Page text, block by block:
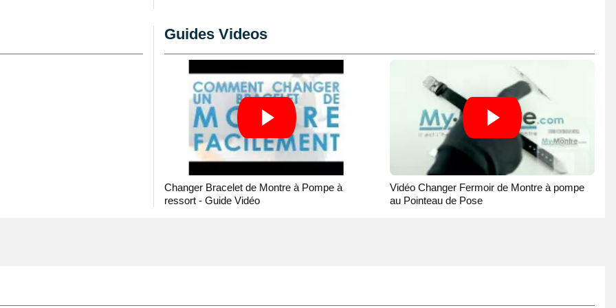
fatigué. Ce style
cassé. Permettant de
Guides Videos
Changer Bracelet de Montre à Pompe à
ressort - Guide Vidéo
Vidéo Changer Fermoir de Montre à pompe
au Pointeau de Pose